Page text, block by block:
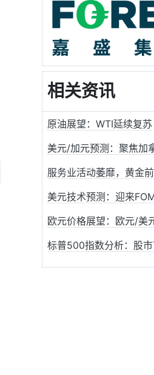
相关资讯
原油展望：WTI延续复苏
美元/加元预测：聚焦加
服务业活动萎靡，黄金
美元技术预测：迎来
欧元价格展望：欧元/美
标普500指数分析：股